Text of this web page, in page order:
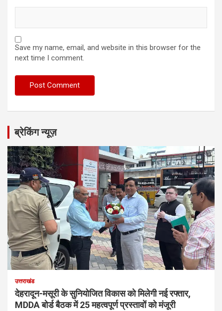
Save my name, email, and website in this browser for the
next time I comment.
ब्रेकिंग न्यूज़
उत्तराखंड
देहरादून-मसूरी के सुनियोजित विकास को मिलेगी नई रफ्तार,
MDDA बोर्ड बैठक में 25 महत्वपूर्ण प्रस्तावों को मंजूरी